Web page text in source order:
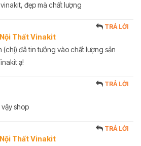
đẹp mà chất lượng
Thất Vinakit
TRẢ LỜI
(chị) đã tin tưởng vào chất lượng sản
ạ!
TRẢ LỜI
shop
Thất Vinakit
TRẢ LỜI